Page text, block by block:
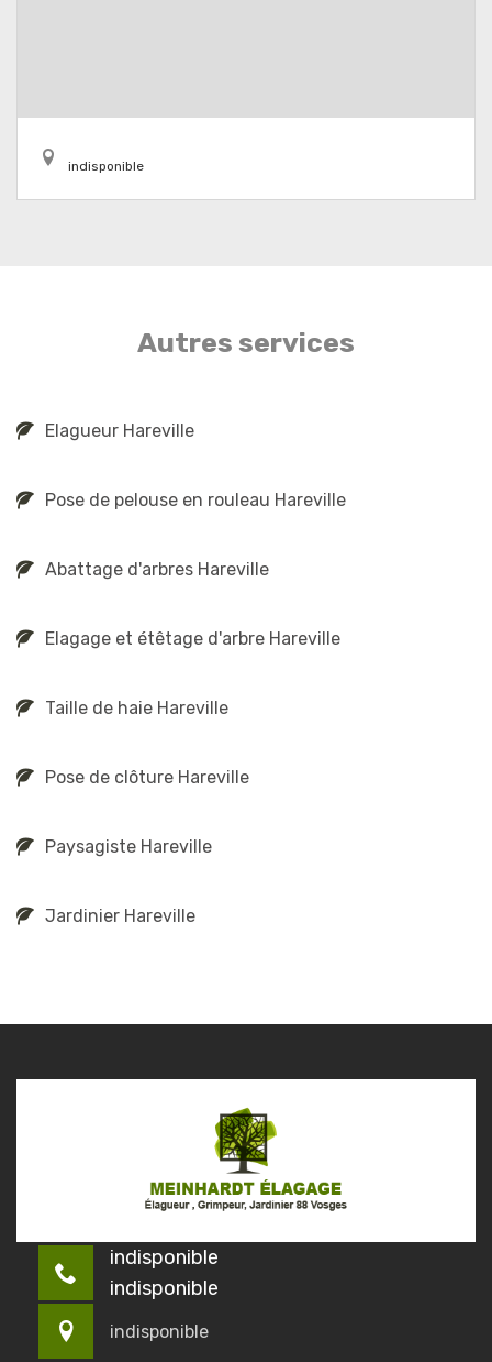
indisponible
Autres services
Elagueur Hareville
Pose de pelouse en rouleau Hareville
Abattage d'arbres Hareville
Elagage et étêtage d'arbre Hareville
Taille de haie Hareville
Pose de clôture Hareville
Paysagiste Hareville
Jardinier Hareville
indisponible
indisponible
indisponible